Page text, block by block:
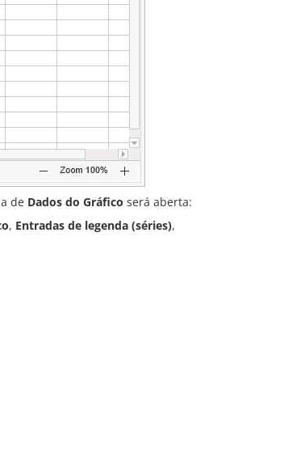
de Dados do Gráfico será aberta:
, Entradas de legenda (séries),